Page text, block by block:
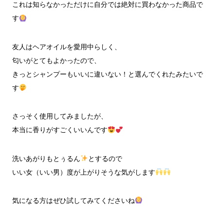
これは知らなかっただけに自分では絶対に買わなかった商品で
す
友人はヘアオイルを愛用中らしく、
匂いがとてもよかったので、
きっとシャンプーもいいに違いない！と選んでくれたみたいで
す
さっそく使用してみましたが、
本当に香りがすごくいいんです
洗いあがりもとぅるん
とするので
いい女（いい男）度が上がりそうな気がします
気になる方はぜひ試してみてくださいね